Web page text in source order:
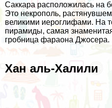
Саккара расположилась на
Это некрополь,
великими иероглифами. На
пирамиды, самая
гробница фараона Джосера.
Хан аль-Халили